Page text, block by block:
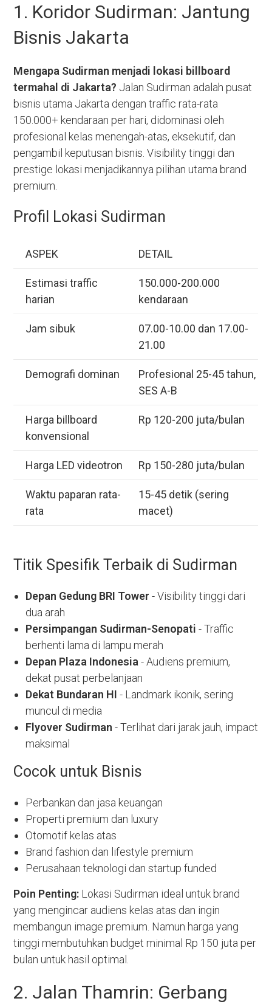
1. Koridor Sudirman: Jantung
Bisnis Jakarta
Mengapa Sudirman menjadi lokasi billboard
termahal di Jakarta? Jalan Sudirman adalah pusat
bisnis utama Jakarta dengan traffic rata-rata
150.000+ kendaraan per hari, didominasi oleh
profesional kelas menengah-atas, eksekutif, dan
pengambil keputusan bisnis. Visibility tinggi dan
prestige lokasi menjadikannya pilihan utama brand
premium.
Profil Lokasi Sudirman
ASPEK DETAIL
Estimasi traffic
harian
150.000-200.000
kendaraan
Jam sibuk
07.00-10.00 dan 17.00-
21.00
Demografi dominan
Profesional 25-45 tahun,
SES A-B
Harga billboard
konvensional
Rp 120-200 juta/bulan
Harga LED videotron Rp 150-280 juta/bulan
Waktu paparan rata-
rata
15-45 detik (sering
macet)
Titik Spesifik Terbaik di Sudirman
Depan Gedung BRI Tower - Visibility tinggi dari
dua arah
Persimpangan Sudirman-Senopati - Traffic
berhenti lama di lampu merah
Depan Plaza Indonesia - Audiens premium,
dekat pusat perbelanjaan
Dekat Bundaran HI - Landmark ikonik, sering
muncul di media
Flyover Sudirman - Terlihat dari jarak jauh, impact
maksimal
Cocok untuk Bisnis
Perbankan dan jasa keuangan
Properti premium dan luxury
Otomotif kelas atas
Brand fashion dan lifestyle premium
Perusahaan teknologi dan startup funded
Poin Penting: Lokasi Sudirman ideal untuk brand
yang mengincar audiens kelas atas dan ingin
membangun image premium. Namun harga yang
tinggi membutuhkan budget minimal Rp 150 juta per
bulan untuk hasil optimal.
2. Jalan Thamrin: Gerbang